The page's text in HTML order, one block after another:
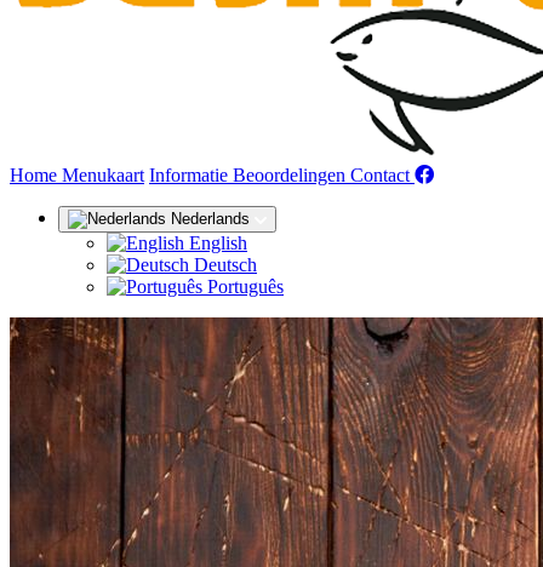
Home (huidige)
Menukaart Informatie Beoordelingen Contact
Nederlands
English
Deutsch
Português